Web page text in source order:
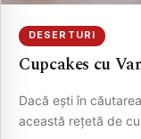
DESERTURI
Cupcakes cu
Dacă ești în
această rețetă de